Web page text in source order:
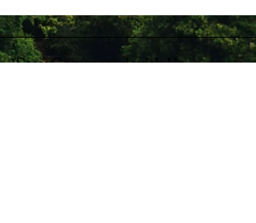
Stay Connected with Us